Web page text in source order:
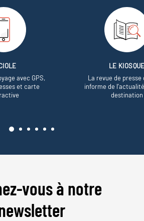
avec GPS,
et carte
LE
La revue de presse
informe de
destination
vous à notre